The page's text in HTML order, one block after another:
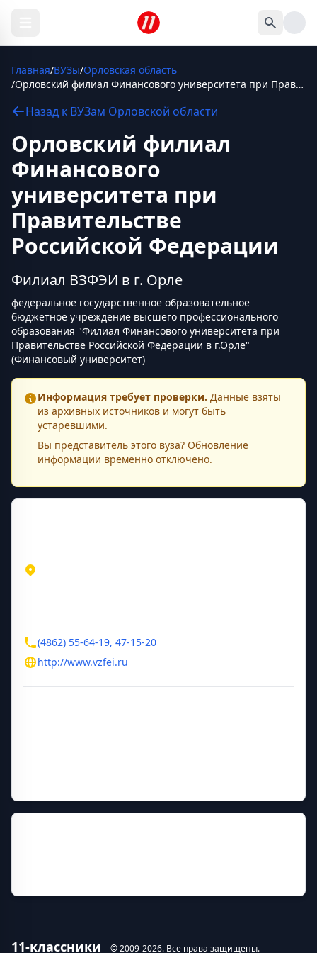
Главная/ВУЗы/Орловская область
/
Орловский филиал Финансового университета при Правительстве Российской Федерации
Назад к ВУЗам Орловской области
Орловский филиал
Финансового
университета при
Правительстве
Российской Федерации
Филиал ВЗФЭИ в г. Орле
федеральное государственное образовательное
бюджетное учреждение высшего профессионального
образования "Филиал Финансового университета при
Правительстве Российской Федерации в г.Орле"
(Финансовый университет)
Информация требует проверки. Данные взяты
из архивных источников и могут быть
устаревшими.
Вы представитель этого вуза? Обновление
информации временно отключено.
(4862) 55-64-19, 47-15-20
http://www.vzfei.ru
11-классники © 2009-2026. Все права защищены.